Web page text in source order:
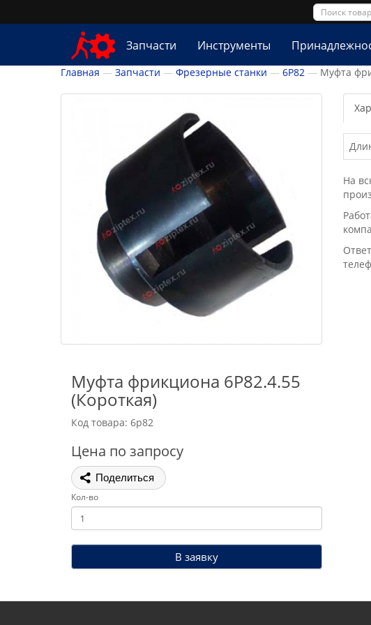
Запчасти Инструменты
Главная Запчасти Фрезерные станки 6Р82 Муфта
Муфта фрикциона 6Р82.4.55
(Короткая)
Код товара: 6р82
Цена по запросу
Поделиться
Кол-во
В заявку
На